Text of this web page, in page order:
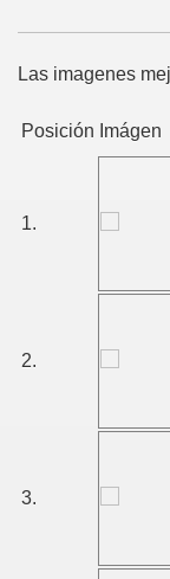
Las imagenes
Posición Imágen
1.
2.
3.